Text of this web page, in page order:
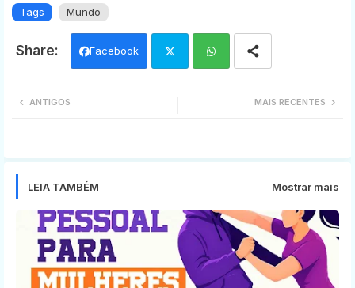
Tags Mundo
Facebook
MAIS RECENTES
ANTIGOS
LEIA TAMBÉM Mostrar mais